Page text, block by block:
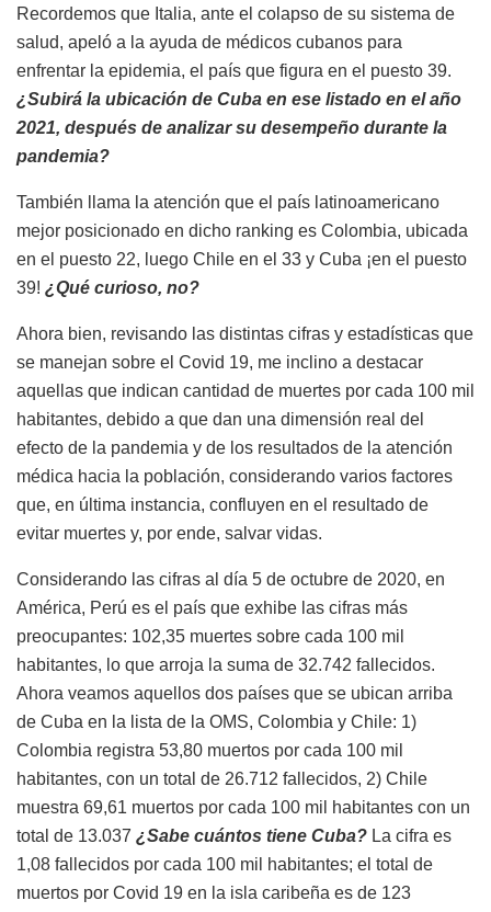
Recordemos que Italia, ante el colapso de su sistema de
salud, apeló a la ayuda de médicos cubanos para
enfrentar la epidemia, el país que figura en el puesto 39.
¿Subirá la ubicación de Cuba en ese listado en el año
2021, después de analizar su desempeño durante la
pandemia?
También llama la atención que el país latinoamericano
mejor posicionado en dicho ranking es Colombia, ubicada
en el puesto 22, luego Chile en el 33 y Cuba ¡en el puesto
39! ¿Qué curioso, no?
Ahora bien, revisando las distintas cifras y estadísticas que
se manejan sobre el Covid 19, me inclino a destacar
aquellas que indican cantidad de muertes por cada 100 mil
habitantes, debido a que dan una dimensión real del
efecto de la pandemia y de los resultados de la atención
médica hacia la población, considerando varios factores
que, en última instancia, confluyen en el resultado de
evitar muertes y, por ende, salvar vidas.
Considerando las cifras al día 5 de octubre de 2020, en
América, Perú es el país que exhibe las cifras más
preocupantes: 102,35 muertes sobre cada 100 mil
habitantes, lo que arroja la suma de 32.742 fallecidos.
Ahora veamos aquellos dos países que se ubican arriba
de Cuba en la lista de la OMS, Colombia y Chile: 1)
Colombia registra 53,80 muertos por cada 100 mil
habitantes, con un total de 26.712 fallecidos, 2) Chile
muestra 69,61 muertos por cada 100 mil habitantes con un
total de 13.037 ¿Sabe cuántos tiene Cuba? La cifra es
1,08 fallecidos por cada 100 mil habitantes; el total de
muertos por Covid 19 en la isla caribeña es de 123